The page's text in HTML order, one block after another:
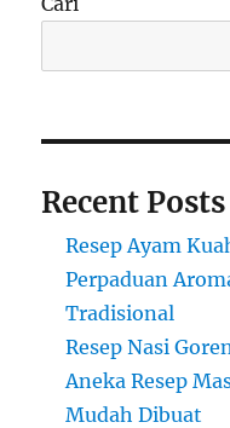
Recent Posts
Resep Ayam
Perpaduan
Tradisional
Resep Nasi
Aneka Resep
Mudah Dibuat